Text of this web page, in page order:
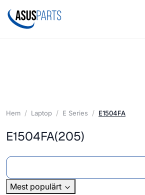
Hem Laptop E Series E1504FA
E1504FA(205)
Mest populärt